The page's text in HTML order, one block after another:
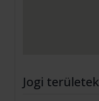
Jogi területek